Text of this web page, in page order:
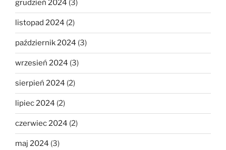
grudzień 2024 (3)
listopad 2024 (2)
październik 2024 (3)
wrzesień 2024 (3)
sierpień 2024 (2)
lipiec 2024 (2)
czerwiec 2024 (2)
maj 2024 (3)